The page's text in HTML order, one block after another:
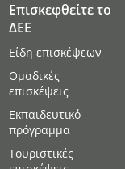
Επισκεφθείτε το
ΔEE
Είδη επισκέψεων
Ομαδικές
επισκέψεις
Εκπαιδευτικό
πρόγραμμα
Τουριστικές